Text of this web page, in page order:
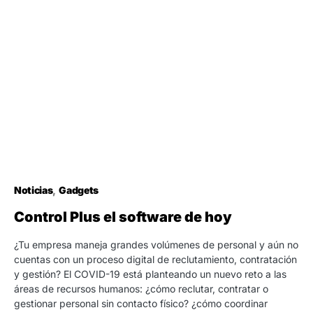
Noticias Gadgets
Control Plus el software de hoy
¿Tu empresa maneja grandes volúmenes de personal y aún no
cuentas con un proceso digital de reclutamiento, contratación
y gestión? El COVID-19 está planteando un nuevo reto a las
áreas de recursos humanos: ¿cómo reclutar, contratar o
gestionar personal sin contacto físico? ¿cómo coordinar